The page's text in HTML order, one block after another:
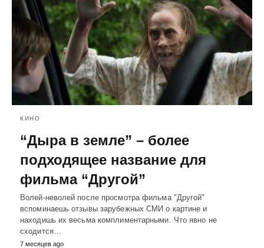
КИНО
“Дыра в земле” – более
подходящее название для
фильма “Другой”
Волей-неволей после просмотра фильма "Другой"
вспоминаешь отзывы зарубежных СМИ о картине и
находишь их весьма комплиментарными. Что явно не
сходится…
7 месяцев ago